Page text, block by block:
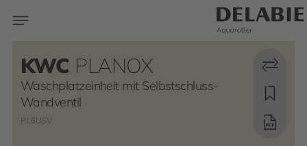
KWC PLANOX
Waschplatzeinheit mit Selbstschluss-
Wandventil
PL6USV